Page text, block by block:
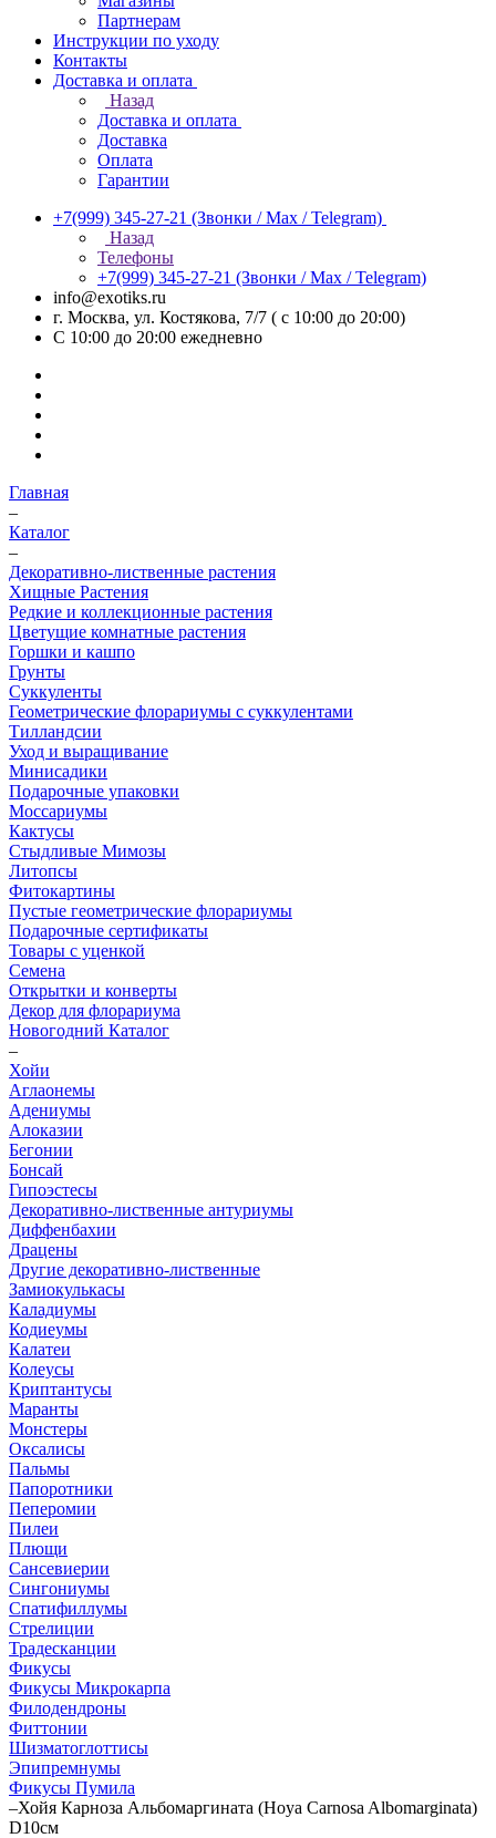
Партнерам
Инструкции по уходу
Контакты
Доставка и оплата
Назад
Доставка и оплата
Доставка
Оплата
Гарантии
+7(999) 345-27-21 (Звонки / Max / Telegram)
Назад
Телефоны
+7(999) 345-27-21 (Звонки / Max / Telegram)
info@exotiks.ru
г. Москва, ул. Костякова, 7/7 ( с 10:00 до 20:00)
С 10:00 до 20:00 ежедневно
Главная
–
Каталог
–
Декоративно-лиственные растения
Хищные Растения
Редкие и коллекционные растения
Цветущие комнатные растения
Горшки и кашпо
Грунты
Суккуленты
Геометрические флорариумы с суккулентами
Тилландсии
Уход и выращивание
Минисадики
Подарочные упаковки
Моссариумы
Кактусы
Стыдливые Мимозы
Литопсы
Фитокартины
Пустые геометрические флорариумы
Подарочные сертификаты
Товары с уценкой
Семена
Открытки и конверты
Декор для флорариума
Новогодний Каталог
–
Хойи
Аглаонемы
Адениумы
Алоказии
Бегонии
Бонсай
Гипоэстесы
Декоративно-лиственные антуриумы
Диффенбахии
Драцены
Другие декоративно-лиственные
Замиокулькасы
Каладиумы
Кодиеумы
Калатеи
Колеусы
Криптантусы
Маранты
Монстеры
Оксалисы
Пальмы
Папоротники
Пеперомии
Пилеи
Плющи
Сансевиерии
Сингониумы
Спатифиллумы
Стрелиции
Традесканции
Фикусы
Фикусы Микрокарпа
Филодендроны
Фиттонии
Шизматоглоттисы
Эпипремнумы
Фикусы Пумила
–Хойя Карноза Альбомаргината (Hoya Carnosa Albomarginata)
D10см